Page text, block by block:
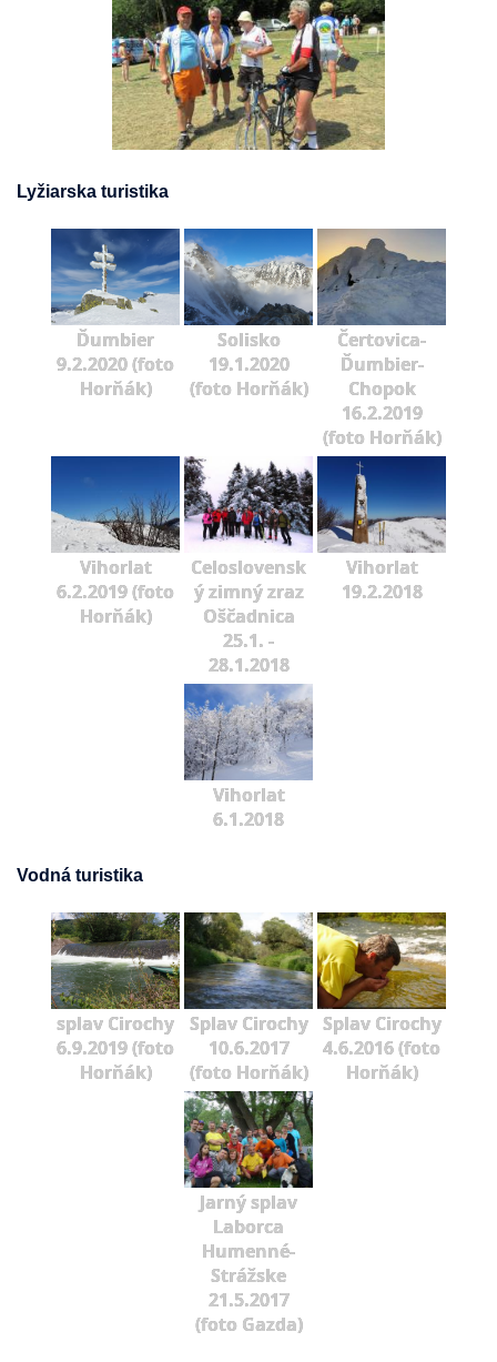
Lyžiarska turistika
Ďumbier
9.2.2020 (foto
Horňák)
Solisko
19.1.2020
(foto Horňák)
Čertovica-
Ďumbier-
Chopok
16.2.2019
(foto Horňák)
Vihorlat
6.2.2019 (foto
Horňák)
Celoslovensk
ý zimný zraz
Oščadnica
25.1. -
28.1.2018
Vihorlat
19.2.2018
Vihorlat
6.1.2018
Vodná turistika
splav Cirochy
6.9.2019 (foto
Horňák)
Splav Cirochy
10.6.2017
(foto Horňák)
Splav Cirochy
4.6.2016 (foto
Horňák)
Jarný splav
Laborca
Humenné-
Strážske
21.5.2017
(foto Gazda)